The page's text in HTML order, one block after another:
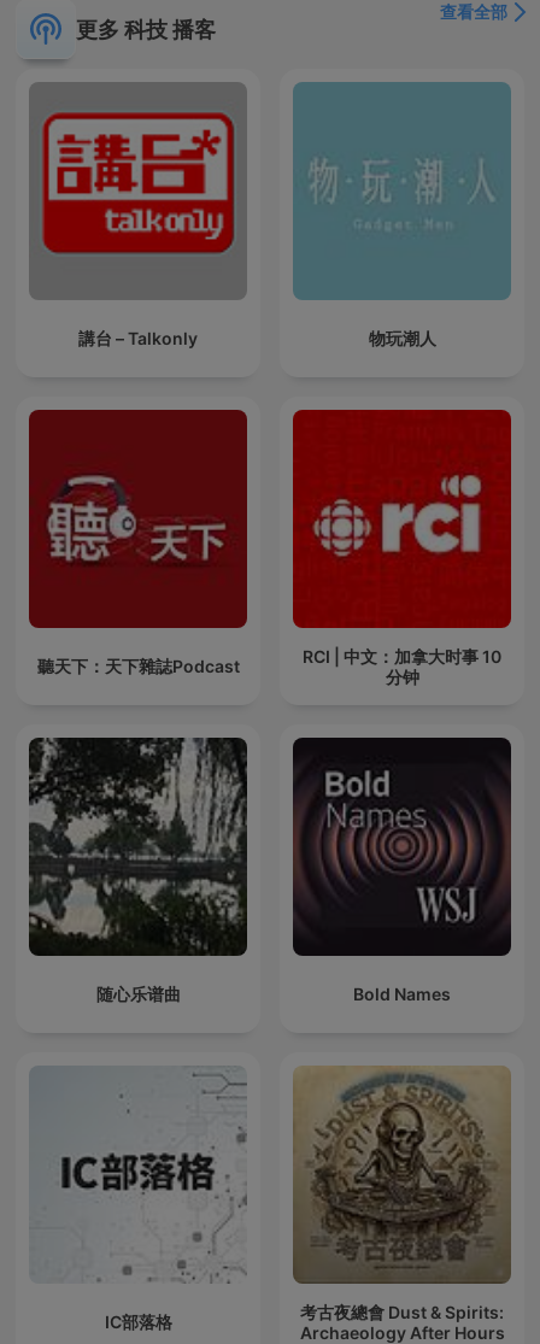
更多 科技 播客
查看全部
講台 – Talkonly 物玩潮人
聽天下：天下雜誌Podcast
RCI | 中文：加拿大时事 10
分钟
随心乐谱曲 Bold Names
IC部落格
考古夜總會 Dust & Spirits:
Archaeology After Hours